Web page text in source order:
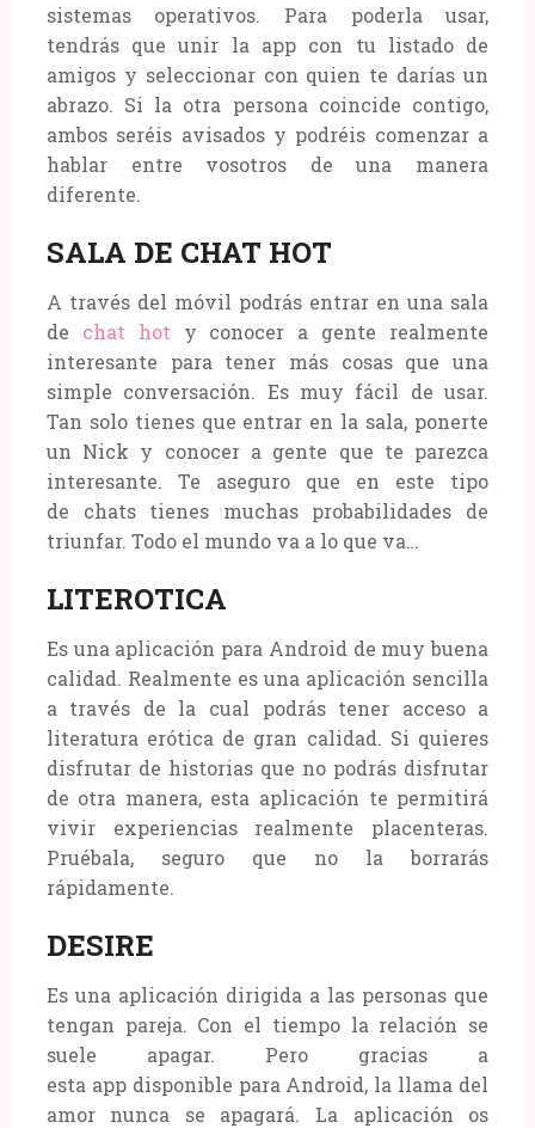
sistemas operativos. Para poderla usar,
tendrás que unir la app con tu listado de
amigos y seleccionar con quien te darías un
abrazo. Si la otra persona coincide contigo,
ambos seréis avisados y podréis comenzar a
hablar entre vosotros de una manera
diferente.
SALA DE CHAT HOT
A través del móvil podrás entrar en una sala
de chat hot y conocer a gente realmente
interesante para tener más cosas que una
simple conversación. Es muy fácil de usar.
Tan solo tienes que entrar en la sala, ponerte
un Nick y conocer a gente que te parezca
interesante. Te aseguro que en este tipo
de chats tienes muchas probabilidades de
triunfar. Todo el mundo va a lo que va…
LITEROTICA
Es una aplicación para Android de muy buena
calidad. Realmente es una aplicación sencilla
a través de la cual podrás tener acceso a
literatura erótica de gran calidad. Si quieres
disfrutar de historias que no podrás disfrutar
de otra manera, esta aplicación te permitirá
vivir experiencias realmente placenteras.
Pruébala, seguro que no la borrarás
rápidamente.
DESIRE
Es una aplicación dirigida a las personas que
tengan pareja. Con el tiempo la relación se
suele apagar. Pero gracias a
esta app disponible para Android, la llama del
amor nunca se apagará. La aplicación os